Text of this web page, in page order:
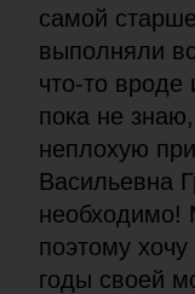
самой
выполняли
что-то вроде
пока не
неплохую
Васильевна
необходимо!
поэтому
годы своей